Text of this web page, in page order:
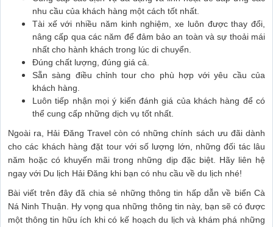
nhu cầu của khách hàng một cách tốt nhất.
Tài xế với nhiều năm kinh nghiệm, xe luôn được thay đổi,
nâng cấp qua các năm để đảm bảo an toàn và sự thoải mái
nhất cho hành khách trong lúc di chuyển.
Đúng chất lượng, đúng giá cả.
Sẵn sàng điều chỉnh tour cho phù hợp với yêu cầu của
khách hàng.
Luôn tiếp nhận mọi ý kiến đánh giá của khách hàng để có
thể cung cấp những dịch vụ tốt nhất.
Ngoài ra, Hải Đăng Travel còn có những chính sách ưu đãi dành
cho các khách hàng đặt tour với số lượng lớn, những đối tác lâu
năm hoặc có khuyến mãi trong những dịp đặc biệt. Hãy liên hệ
ngay với Du lịch Hải Đăng khi bạn có nhu cầu về du lịch nhé!
Bài viết trên đây đã chia sẻ những thông tin hấp dẫn về biển Cà
Ná Ninh Thuận. Hy vọng qua những thông tin này, bạn sẽ có được
một thông tin hữu ích khi có kế hoạch du lịch và khám phá những